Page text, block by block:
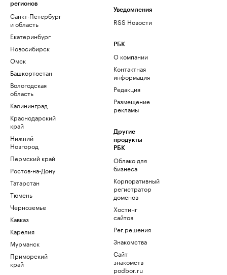
регионов
Санкт-Петербург
и область
Екатеринбург
Новосибирск
Омск
Башкортостан
Вологодская
область
Калининград
Краснодарский
край
Нижний
Новгород
Пермский край
Ростов-на-Дону
Татарстан
Тюмень
Черноземье
Кавказ
Карелия
Мурманск
Приморский
край
Уведомления
RSS Новости
РБК
О компании
Контактная
информация
Редакция
Размещение
рекламы
Другие
продукты
РБК
Облако для
бизнеса
Корпоративный
регистратор
доменов
Хостинг
сайтов
Рег.решения
Знакомства
Сайт
знакомств
podbor.ru